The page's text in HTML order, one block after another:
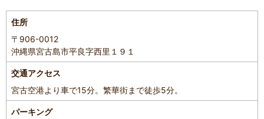
住所
〒906-0012
沖縄県宮古島市平良字西里１９１
交通アクセス
宮古空港より車で15分。繁華街まで徒歩5分。
パーキング